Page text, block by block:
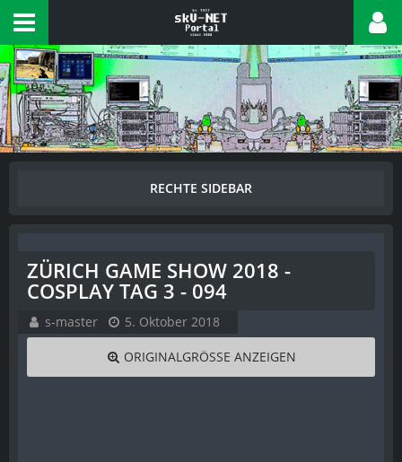
ZÜRICH GAME SHOW 2018 -
COSPLAY TAG 3 - 094
s-master 5. Oktober 2018
ORIGINALGRÖSSE ANZEIGEN